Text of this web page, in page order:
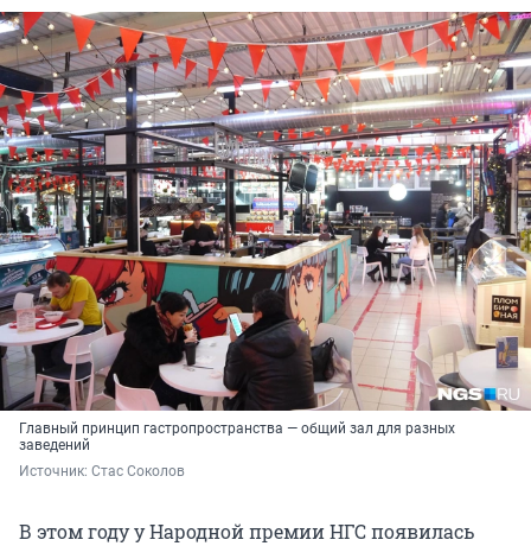
Главный принцип гастропространства — общий зал для разных
заведений
Источник: Стас Соколов
В этом году у Народной премии НГС появилась